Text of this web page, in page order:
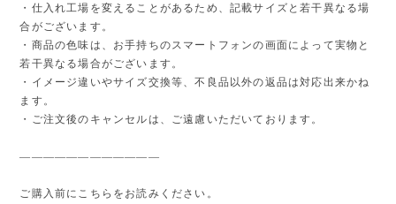
・仕入れ工場を変えることがあるため、記載サイズと若干異なる場
合がございます。
・商品の色味は、お手持ちのスマートフォンの画面によって実物と
若干異なる場合がございます。
・イメージ違いやサイズ交換等、不良品以外の返品は対応出来かね
ます。
・ご注文後のキャンセルは、ご遠慮いただいております。
————————————
ご購入前にこちらをお読みください。